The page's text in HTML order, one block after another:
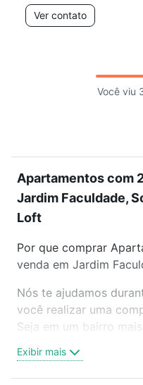
Ver contato
Você viu
Apartamentos com
Jardim Faculdade,
Loft
Por que comprar
venda em Jardim
Nós te ajudamos
você realizar uma
Seja em um bairro
oferta ideal de
em Jardim Faculdade,
Exibir mais